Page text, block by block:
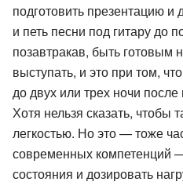
подготовить презентацию
и петь песни под гитару до
позавтракав, быть готовым
выступать, и это при том,
до двух или трех ночи
Хотя нельзя сказать, чтобы
легкостью. Но это — тоже
современных компетенций
состояния и дозировать